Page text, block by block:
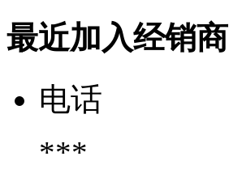
最近加入经销商
电话
***